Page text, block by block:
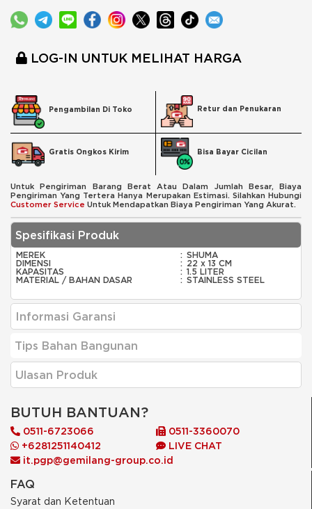
LOG-IN UNTUK MELIHAT HARGA
Pengambilan Di Toko Retur dan Penukaran
Gratis Ongkos Kirim Bisa Bayar Cicilan
Untuk Pengiriman Barang Berat Atau Dalam Jumlah Besar, Biaya
Pengiriman Yang Tertera Hanya Merupakan Estimasi. Silahkan Hubungi
Customer Service Untuk Mendapatkan Biaya Pengiriman Yang Akurat.
Spesifikasi Produk
MEREK : SHUMA
DIMENSI
: 22 x 13 CM
KAPASITAS
: 1.5 LITER
MATERIAL / BAHAN DASAR
: STAINLESS STEEL
Informasi Garansi
Tips Bahan Bangunan
Ulasan Produk
BUTUH BANTUAN?
0511-6723066
0511-3360070
+6281251140412
LIVE CHAT
it.pgp@gemilang-group.co.id
FAQ
Syarat dan Ketentuan